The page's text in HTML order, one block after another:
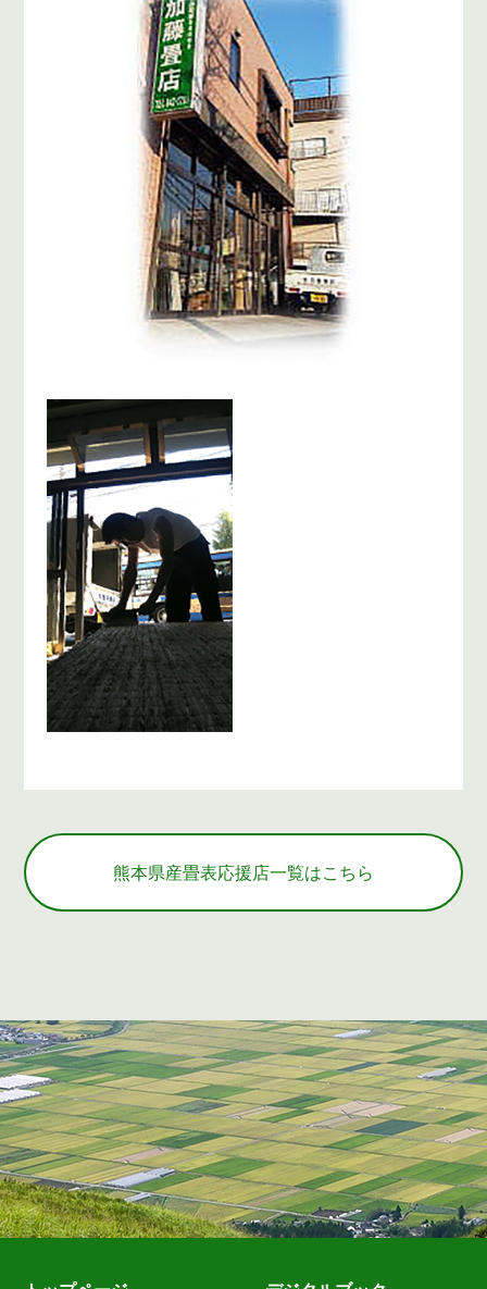
熊本県産畳表応援店一覧はこちら